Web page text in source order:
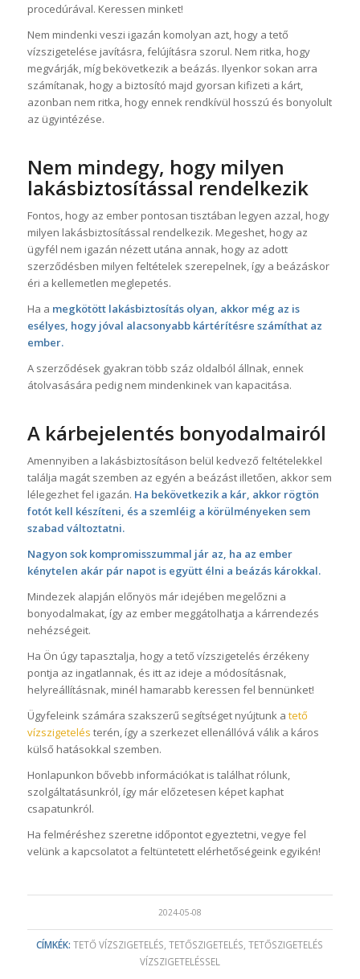
procedúrával. Keressen minket!
Nem mindenki veszi igazán komolyan azt, hogy a tető
vízszigetelése javításra, felújításra szorul. Nem ritka, hogy
megvárják, míg bekövetkezik a beázás. Ilyenkor sokan arra
számítanak, hogy a biztosító majd gyorsan kifizeti a kárt,
azonban nem ritka, hogy ennek rendkívül hosszú és bonyolult
az ügyintézése.
Nem mindegy, hogy milyen
lakásbiztosítással rendelkezik
Fontos, hogy az ember pontosan tisztában legyen azzal, hogy
milyen lakásbiztosítással rendelkezik. Megeshet, hogy az
ügyfél nem igazán nézett utána annak, hogy az adott
szerződésben milyen feltételek szerepelnek, így a beázáskor
éri a kellemetlen meglepetés.
Ha a megkötött lakásbiztosítás olyan, akkor még az is
esélyes, hogy jóval alacsonyabb kártérítésre számíthat az
ember.
A szerződések gyakran több száz oldalból állnak, ennek
átolvasására pedig nem mindenkinek van kapacitása.
A kárbejelentés bonyodalmairól
Amennyiben a lakásbiztosításon belül kedvező feltételekkel
találja magát szemben az egyén a beázást illetően, akkor sem
lélegezhet fel igazán. Ha bekövetkezik a kár, akkor rögtön
fotót kell készíteni, és a szemléig a körülményeken sem
szabad változtatni.
Nagyon sok kompromisszummal jár az, ha az ember
kénytelen akár pár napot is együtt élni a beázás károkkal.
Mindezek alapján előnyös már idejében megelőzni a
bonyodalmakat, így az ember meggátolhatja a kárrendezés
nehézségeit.
Ha Ön úgy tapasztalja, hogy a tető vízszigetelés érzékeny
pontja az ingatlannak, és itt az ideje a módosításnak,
helyreállításnak, minél hamarabb keressen fel bennünket!
Ügyfeleink számára szakszerű segítséget nyújtunk a tető
vízszigetelés terén, így a szerkezet ellenállóvá válik a káros
külső hatásokkal szemben.
Honlapunkon bővebb információkat is találhat rólunk,
szolgáltatásunkról, így már előzetesen képet kaphat
csapatunkról.
Ha felméréshez szeretne időpontot egyeztetni, vegye fel
velünk a kapcsolatot a feltüntetett elérhetőségeink egyikén!
2024-05-08
CÍMKÉK: TETŐ VÍZSZIGETELÉS,TETŐSZIGETELÉS,TETŐSZIGETELÉS
VÍZSZIGETELÉSSEL